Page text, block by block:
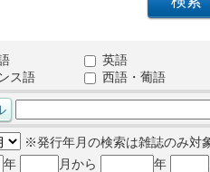
英語
ス語
西語・葡語
※発行年月の検索は雑誌のみ対
年
月から 年